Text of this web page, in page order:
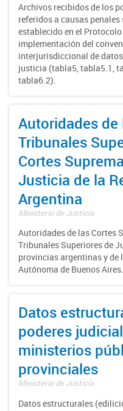
Archivos recibidos de los
referidos a causas penales
establecido en el Protocolo
implementación del
interjurisdiccional de
justicia (tabla5, tabla5.1,
tabla6.2).
Autoridades de
Tribunales
Cortes
Justicia de la
Argentina
Ministerio de Justicia
Autoridades de las Cortes
Tribunales Superiores de
provincias argentinas y de
Autónoma de Buenos Aires.
Datos
poderes
ministerios
provinciales
Ministerio de Justicia
Datos estructurales